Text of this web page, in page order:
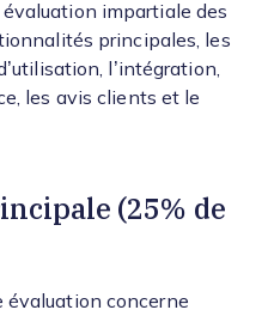
impartiale des
principales, les
l’intégration,
les avis clients et le
(25% de
évaluation concerne